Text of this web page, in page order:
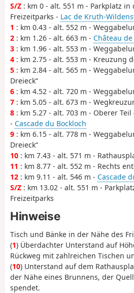
S/Z : km 0 - alt. 551 m - Parkplatz in
Freizeitparks - Lac de Kruth-
1 : km 0.43 - alt. 552 m -
2 : km 1.26 - alt. 663 m - Château
3 : km 1.96 - alt. 553 m -
4 : km 2.75 - alt. 553 m - Kreuzung
5 : km 2.84 - alt. 565 m -
Dreieck“
6 : km 4.52 - alt. 720 m -
7 : km 5.05 - alt. 673 m -
8 : km 5.27 - alt. 703 m - Oberer
- Cascade du Bockloch
9 : km 6.15 - alt. 778 m -
Dreieck“
10 : km 7.43 - alt. 571 m -
11 : km 8.77 - alt. 552 m - Rechts
12 : km 9.11 - alt. 546 m - Cascade
S/Z : km 13.02 - alt. 551 m -
Freizeitparks
Hinweise
Tisch und Bänke in der Nähe des
(1) Überdachter Unterstand auf
Rückweg mit zahlreichen Tischen
(10) Unterstand auf dem
der Nähe eines Brunnens, der
spendet.